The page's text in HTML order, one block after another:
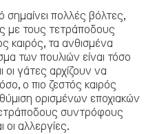
πολλές βόλτες,
με τους τετράποδους
καιρός, τα ανθισμένα
των πουλιών είναι τόσο
οι γάτες αρχίζουν να
ο πιο ζεστός καιρός
ορισμένων εποχιακών
συντρόφους
αλλεργίες.